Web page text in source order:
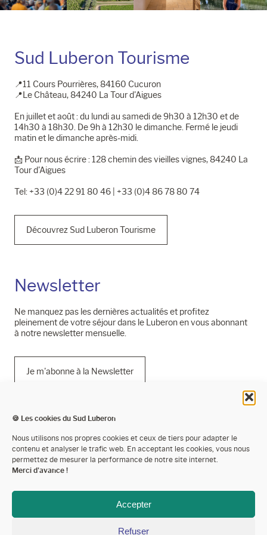
🍪 Les cookies du Sud Luberon
Nous utilisons nos propres cookies et ceux de tiers pour adapter le
contenu et analyser le trafic web. En acceptant les cookies, vous nous
permettez de mesurer la performance de notre site internet.
Merci d'avance !
Accepter
Refuser
Sud Luberon Tourisme
📍11 Cours Pourrières, 84160 Cucuron
📍Le Château, 84240 La Tour d'Aigues
En juillet et août : du lundi au samedi de 9h30 à 12h30 et de
14h30 à 18h30. De 9h à 12h30 le dimanche. Fermé le jeudi
matin et le dimanche après-midi.
📩​ Pour nous écrire : 128 chemin des vieilles vignes, 84240 La
Tour d'Aigues
Tel: +33 (0)4 22 91 80 46 | +33 (0)4 86 78 80 74
Découvrez Sud Luberon Tourisme
Newsletter
Ne manquez pas les dernières actualités et profitez
pleinement de votre séjour dans le Luberon en vous abonnant
à notre newsletter mensuelle.
Je m'abonne à la Newsletter
Mentions légales
Politique de confidentialité
Espace pro’